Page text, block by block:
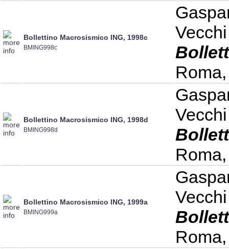
Bollettino Macrosismico ING, 1998c
BMING998c
Bollettino Macrosismico ING, 1998d
BMING998d
Bollettino Macrosismico ING, 1999a
BMING999a